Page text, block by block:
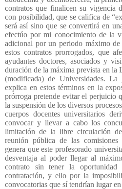
contratos que finalicen su vigencia
con posibilidad, que se califica de
será así sino que se convertirá en
efectúo por mi conocimiento de la
adicional por un periodo máximo de
estos contratos prorrogados, que
ayudantes doctores, asociados y
duración de la máxima prevista en la
(modificada) de Universidades.
explica en estos términos en la
prórroga pretende evitar el perjuicio
la suspensión de los diversos
cuerpos docentes universitarios
convocar y llevar a cabo los
limitación de la libre circulación
reunión pública de las comisiones
genera que este profesorado
desventaja al poder llegar al
contrato sin tener la
contratación, y ello por la
convocatorias que sí tendrían lugar